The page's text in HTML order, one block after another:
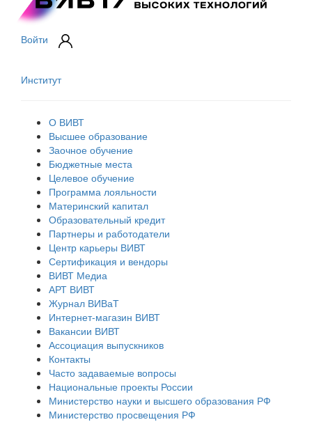
Войти
Институт
О ВИВТ
Высшее образование
Заочное обучение
Бюджетные места
Целевое обучение
Программа лояльности
Материнский капитал
Образовательный кредит
Партнеры и работодатели
Центр карьеры ВИВТ
Сертификация и вендоры
ВИВТ Медиа
АРТ ВИВТ
Журнал ВИВаТ
Интернет-магазин ВИВТ
Вакансии ВИВТ
Ассоциация выпускников
Контакты
Часто задаваемые вопросы
Национальные проекты России
Министерство науки и высшего образования РФ
Министерство просвещения РФ